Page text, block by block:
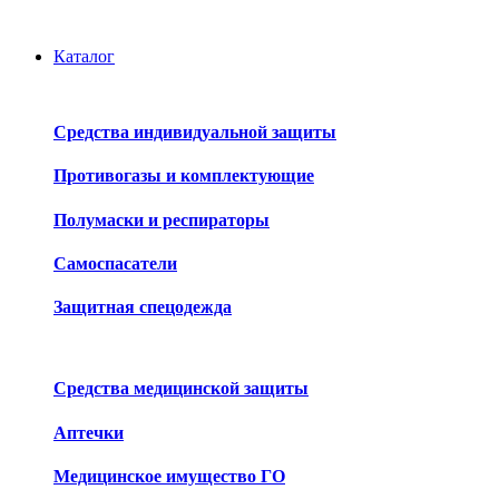
Каталог
Средства индивидуальной защиты
Противогазы и комплектующие
Полумаски и респираторы
Самоспасатели
Защитная спецодежда
Средства медицинской защиты
Аптечки
Медицинское имущество ГО